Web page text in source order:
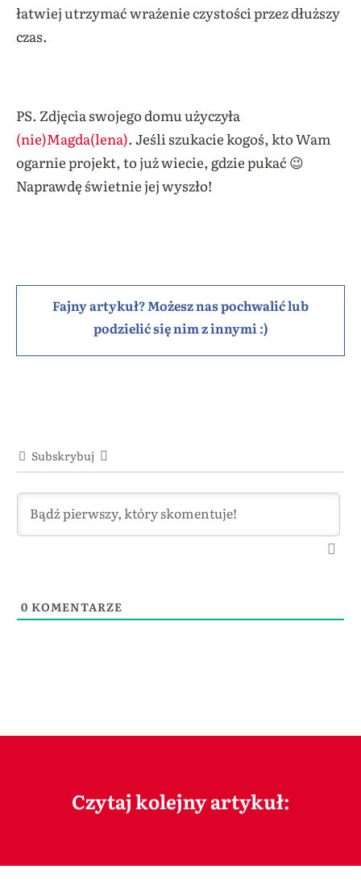
łatwiej utrzymać wrażenie czystości przez dłuższy
czas.
PS. Zdjęcia swojego domu użyczyła
(nie)Magda(lena). Jeśli szukacie kogoś, kto Wam
ogarnie projekt, to już wiecie, gdzie pukać 😉
Naprawdę świetnie jej wyszło!
Fajny artykuł? Możesz nas pochwalić lub
podzielić się nim z innymi :)
Subskrybuj
0 KOMENTARZE
Czytaj kolejny artykuł: